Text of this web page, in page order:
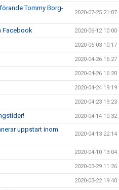
Tommy Borg-
2020-07-25 21:07
Facebook 2020-06-12 10:00
2020-06-03 10:17
2020-04-26 16:27
2020-04-26 16:20
2020-04-24 19:19
2020-04-23 19:23
2020-04-14 10:32
uppstart inom
2020-04-13 22:14
2020-04-10 13:04
2020-03-29 11:26
2020-03-22 19:40